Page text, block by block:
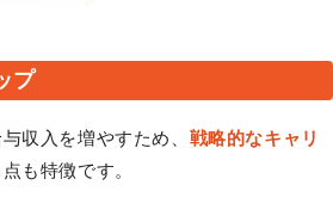
プ
収入を増やすため、 戦略的なキャリ
も特徴です。